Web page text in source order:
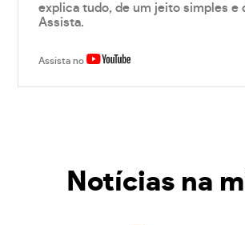
explica tudo, de um jeito simples e
Assista.
Assista no
Notícias na